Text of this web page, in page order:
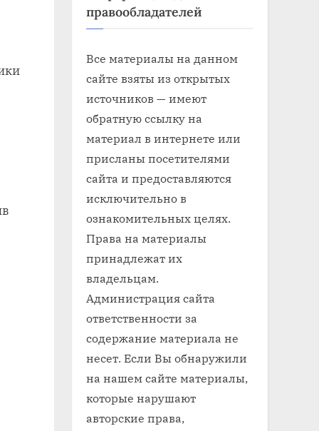
правообладателей
Все материалы на данном
сайте взяты из открытых
источников — имеют
обратную ссылку на
материал в интернете или
присланы посетителями
сайта и предоставляются
исключительно в
ознакомительных целях.
Права на материалы
принадлежат их
владельцам.
Администрация сайта
ответственности за
содержание материала не
несет. Если Вы обнаружили
на нашем сайте материалы,
которые нарушают
авторские права,